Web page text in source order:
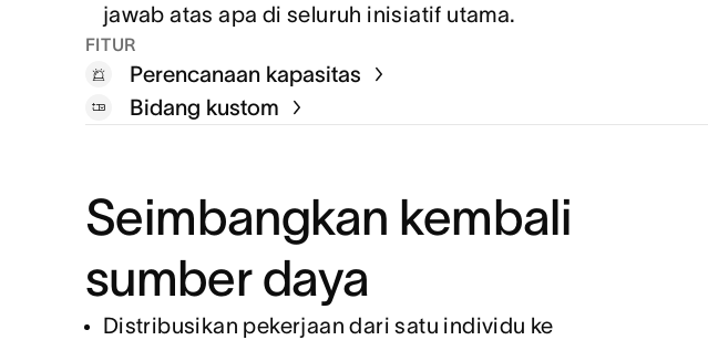
jawab atas apa di seluruh inisiatif utama.
FITUR
Perencanaan kapasitas
Bidang kustom
Seimbangkan kembali
sumber daya
Distribusikan pekerjaan dari satu individu ke